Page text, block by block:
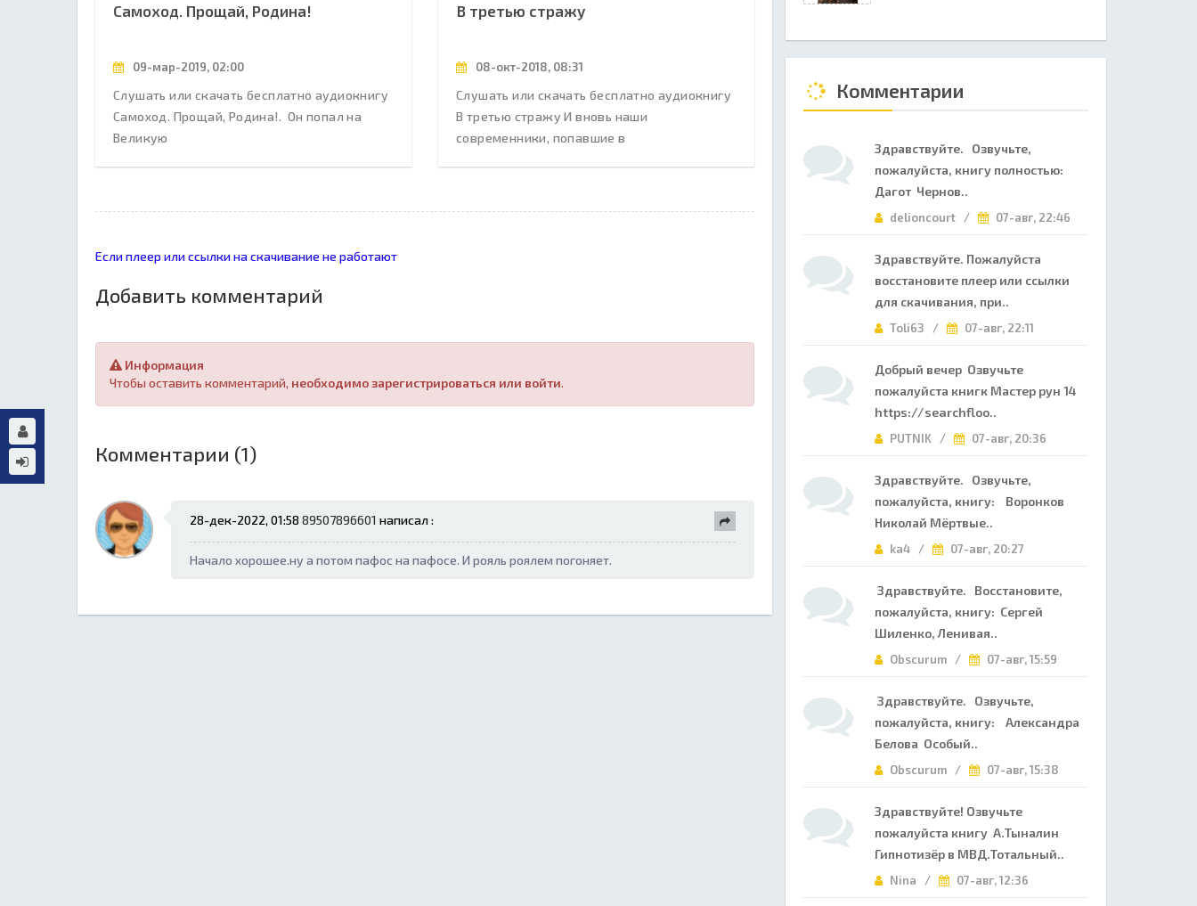
Самоход. Прощай, Родина!
09-мар-2019, 02:00
Слушать или скачать бесплатно аудиокнигу
Самоход. Прощай, Родина!. Он попал на
Великую
В третью стражу
08-окт-2018, 08:31
Слушать или скачать бесплатно аудиокнигу
В третью стражу И вновь наши
современники, попавшие в
Если плеер или ссылки на скачивание не работают
Добавить комментарий
Информация
Чтобы оставить комментарий, необходимо зарегистрироваться или войти.
Комментарии (1)
28-дек-2022, 01:58 89507896601 написал :
Начало хорошее.ну а потом пафос на пафосе. И рояль роялем погоняет.
Комментарии
Здравствуйте. Озвучьте,
пожалуйста, книгу полностью:
Дагот Чернов..
delioncourt / 07-авг, 22:46
Здравствуйте. Пожалуйста
восстановите плеер или ссылки
для скачивания, при..
Toli63 / 07-авг, 22:11
Добрый вечер Озвучьте
пожалуйста книгк Мастер рун 14
https://searchfloo..
PUTNIK / 07-авг, 20:36
Здравствуйте. Озвучьте,
пожалуйста, книгу: Воронков
Николай Мёртвые..
ka4 / 07-авг, 20:27
Здравствуйте. Восстановите,
пожалуйста, книгу: Сергей
Шиленко, Ленивая..
Obscurum / 07-авг, 15:59
Здравствуйте. Озвучьте,
пожалуйста, книгу: Александра
Белова Особый..
Obscurum / 07-авг, 15:38
Здравствуйте! Озвучьте
пожалуйста книгу А.Тыналин
Гипнотизёр в МВД.Тотальный..
Nina / 07-авг, 12:36